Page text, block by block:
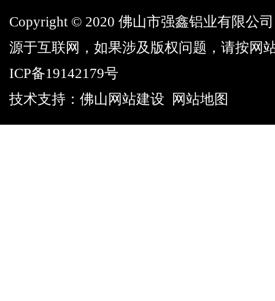
Copyright © 2020 佛山市强鑫铝业有限公
源于互联网，如果涉及版权问题，请按网
ICP备19142179号
技术支持： 佛山网站建设 网站地图